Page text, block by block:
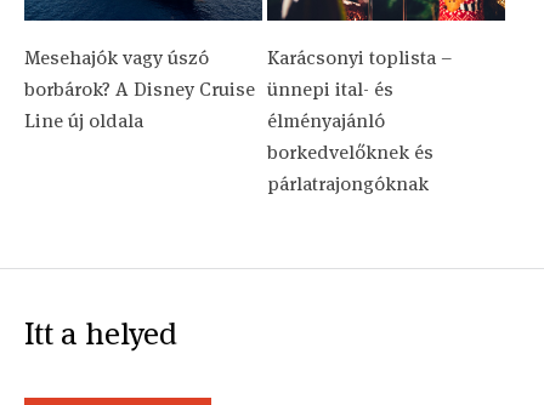
Mesehajók vagy úszó
borbárok? A Disney Cruise
Line új oldala
Karácsonyi toplista –
ünnepi ital- és
élményajánló
borkedvelőknek és
párlatrajongóknak
Itt a helyed